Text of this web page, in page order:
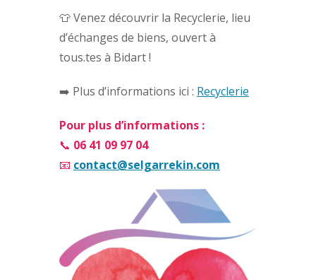
👕 Venez découvrir la Recyclerie, lieu
d’échanges de biens, ouvert à
tous.tes à Bidart !
➡️ Plus d’informations ici : Recyclerie
Pour plus d’informations :
📞 06 41 09 97 04
📧 contact@selgarrekin.com